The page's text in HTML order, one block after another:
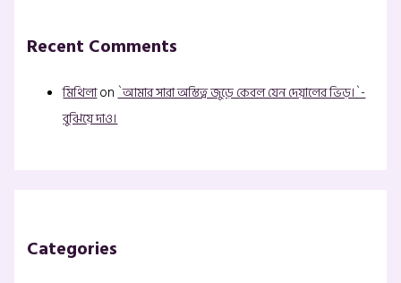
Recent Comments
মিথিলাon`আমার সারা অস্তিত্ব জুড়ে কেবল যেন দেয়ালের ভিড়।`-
বুঝিয়ে দাও।
Categories